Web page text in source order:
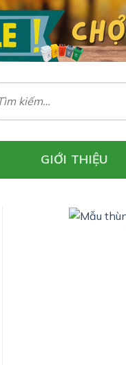
GIỚI THIỆU